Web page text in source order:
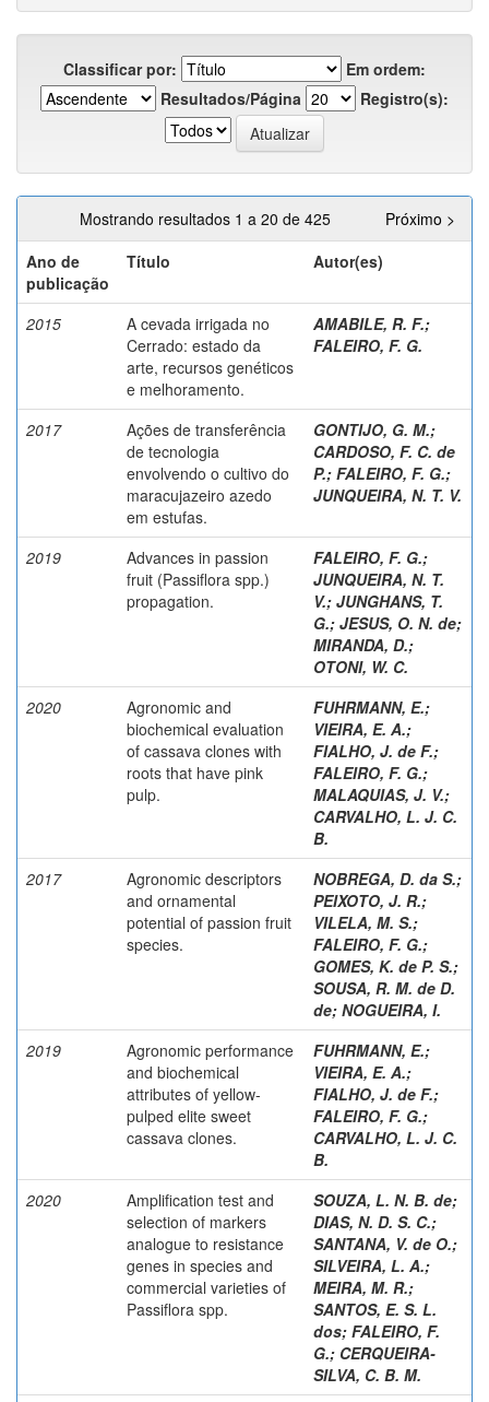
Classificar por:
Em ordem:
Resultados/Página
Registro(s):
Mostrando resultados 1 a 20 de 425
Próximo >
Ano de
publicação
Título Autor(es)
2015
A cevada irrigada no
Cerrado: estado da
arte, recursos genéticos
e melhoramento.
AMABILE, R. F.;
FALEIRO, F. G.
2017
Ações de transferência
de tecnologia
envolvendo o cultivo do
maracujazeiro azedo
em estufas.
GONTIJO, G. M.;
CARDOSO, F. C. de
P.; FALEIRO, F. G.;
JUNQUEIRA, N. T. V.
2019
Advances in passion
fruit (Passiflora spp.)
propagation.
FALEIRO, F. G.;
JUNQUEIRA, N. T.
V.; JUNGHANS, T.
G.; JESUS, O. N. de;
MIRANDA, D.;
OTONI, W. C.
2020
Agronomic and
biochemical evaluation
of cassava clones with
roots that have pink
pulp.
FUHRMANN, E.;
VIEIRA, E. A.;
FIALHO, J. de F.;
FALEIRO, F. G.;
MALAQUIAS, J. V.;
CARVALHO, L. J. C.
B.
2017
Agronomic descriptors
and ornamental
potential of passion fruit
species.
NOBREGA, D. da S.;
PEIXOTO, J. R.;
VILELA, M. S.;
FALEIRO, F. G.;
GOMES, K. de P. S.;
SOUSA, R. M. de D.
de; NOGUEIRA, I.
2019
Agronomic performance
and biochemical
attributes of yellow-
pulped elite sweet
cassava clones.
FUHRMANN, E.;
VIEIRA, E. A.;
FIALHO, J. de F.;
FALEIRO, F. G.;
CARVALHO, L. J. C.
B.
2020
Amplification test and
selection of markers
analogue to resistance
genes in species and
commercial varieties of
Passiflora spp.
SOUZA, L. N. B. de;
DIAS, N. D. S. C.;
SANTANA, V. de O.;
SILVEIRA, L. A.;
MEIRA, M. R.;
SANTOS, E. S. L.
dos; FALEIRO, F.
G.; CERQUEIRA-
SILVA, C. B. M.